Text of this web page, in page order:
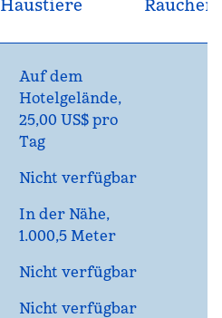
Haustiere Raucher
Auf dem
Hotelgelände,
25,00 US$ pro
Tag
Nicht verfügbar
In der Nähe,
1.000,5 Meter
Nicht verfügbar
Nicht verfügbar